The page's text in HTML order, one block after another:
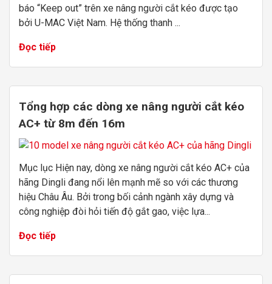
báo “Keep out” trên xe nâng người cắt kéo được tạo
bởi U-MAC Việt Nam. Hệ thống thanh ...
Đọc tiếp
Tổng hợp các dòng xe nâng người cắt kéo
AC+ từ 8m đến 16m
Mục lục Hiện nay, dòng xe nâng người cắt kéo AC+ của
hãng Dingli đang nổi lên mạnh mẽ so với các thương
hiệu Châu Âu. Bởi trong bối cảnh ngành xây dựng và
công nghiệp đòi hỏi tiến độ gắt gao, việc lựa...
Đọc tiếp